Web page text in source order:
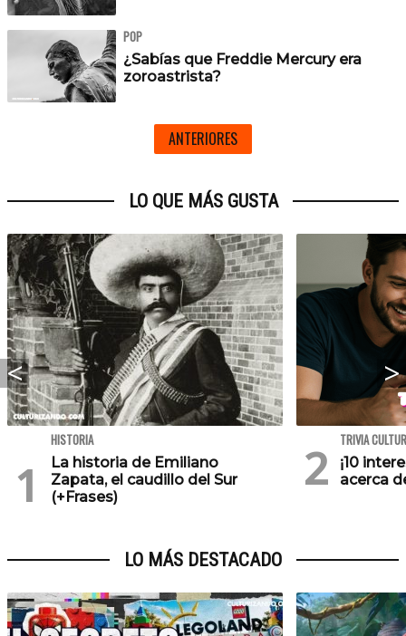
POP
¿Sabías que Freddie Mercury era
zoroastrista?
ANTERIORES
LO QUE MÁS GUSTA
HISTORIA
La historia de Emiliano
Zapata, el caudillo del Sur
(+Frases)
TRIVIA
¡10
acerca
LO MÁS DESTACADO